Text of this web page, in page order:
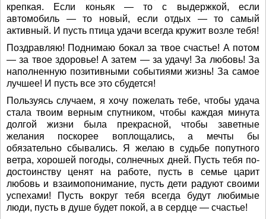
крепкая. Если коньяк — то с выдержкой, если
автомобиль — то новый, если отдых — то самый
активный. И пусть птица удачи всегда кружит возле тебя!
Поздравляю! Поднимаю бокал за твое счастье! А потом
— за твое здоровье! А затем — за удачу! За любовь! За
наполненную позитивными событиями жизнь! За самое
лучшее! И пусть все это сбудется!
Пользуясь случаем, я хочу пожелать тебе, чтобы удача
стала твоим верным спутником, чтобы каждая минута
долгой жизни была прекрасной, чтобы заветные
желания поскорее воплощались, а мечты бы
обязательно сбывались. Я желаю в судьбе попутного
ветра, хорошей погоды, солнечных дней. Пусть тебя по-
достоинству ценят на работе, пусть в семье царит
любовь и взаимопонимание, пусть дети радуют своими
успехами! Пусть вокруг тебя всегда будут любимые
люди, пусть в душе будет покой, а в сердце — счастье!